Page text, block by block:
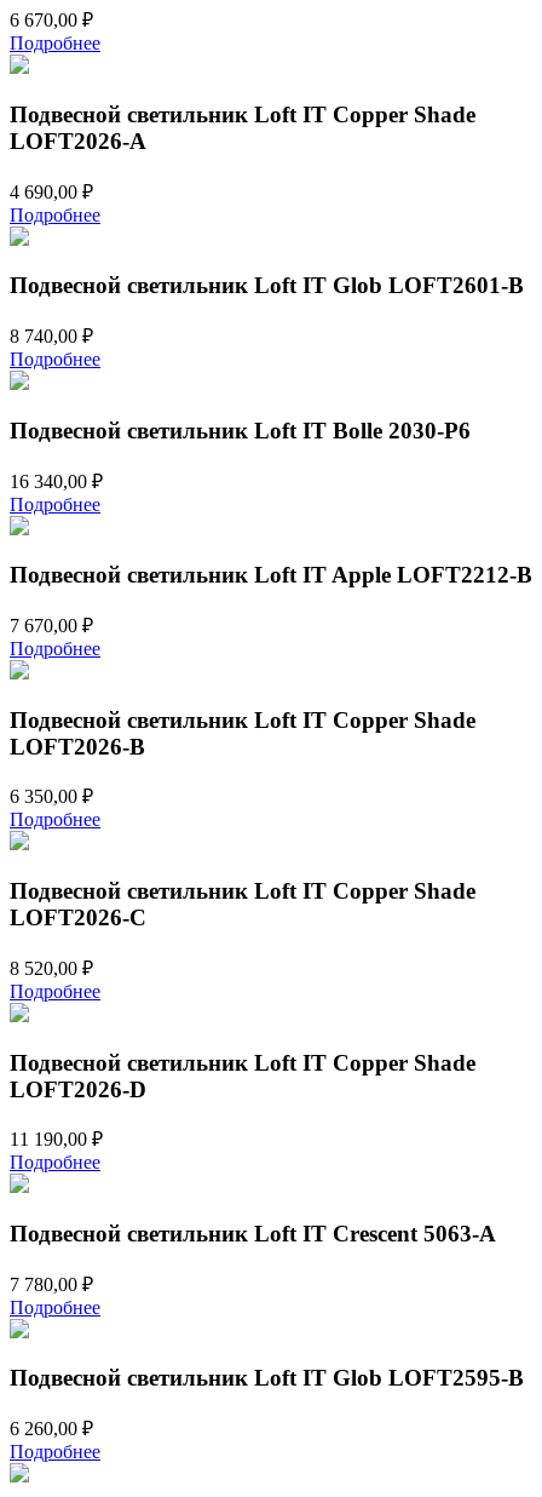
6 670,00 ₽
Подробнее
Подвесной светильник Loft IT Copper Shade
LOFT2026-A
4 690,00 ₽
Подробнее
Подвесной светильник Loft IT Glob LOFT2601-B
8 740,00 ₽
Подробнее
Подвесной светильник Loft IT Bolle 2030-P6
16 340,00 ₽
Подробнее
Подвесной светильник Loft IT Apple LOFT2212-B
7 670,00 ₽
Подробнее
Подвесной светильник Loft IT Copper Shade
LOFT2026-B
6 350,00 ₽
Подробнее
Подвесной светильник Loft IT Copper Shade
LOFT2026-C
8 520,00 ₽
Подробнее
Подвесной светильник Loft IT Copper Shade
LOFT2026-D
11 190,00 ₽
Подробнее
Подвесной светильник Loft IT Crescent 5063-A
7 780,00 ₽
Подробнее
Подвесной светильник Loft IT Glob LOFT2595-B
6 260,00 ₽
Подробнее